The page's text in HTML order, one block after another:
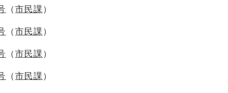
市民課
市民課
市民課
市民課